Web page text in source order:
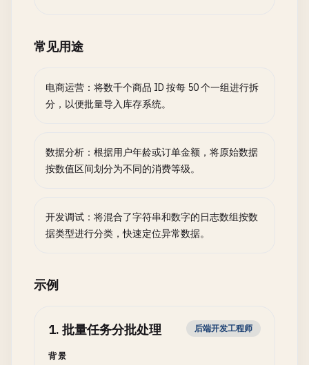
常见用途
电商运营：将数千个商品 ID 按每 50 个一组进行拆
分，以便批量导入库存系统。
数据分析：根据用户年龄或订单金额，将原始数据
按数值区间划分为不同的消费等级。
开发调试：将混合了字符串和数字的日志数组按数
据类型进行分类，快速定位异常数据。
示例
1. 批量任务分批处理 后端开发工程师
背景